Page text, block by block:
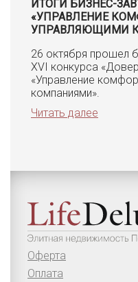
ИТОГИ БИЗНЕС-
«УПРАВЛЕНИЕ
УПРАВЛЯЮЩИМИ
26 октября прошел
XVI конкурса
«Управление
компаниями».
Читать далее
Оферта
Оплата